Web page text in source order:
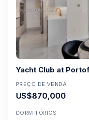
Yacht Club at
PREÇO DE VENDA
US$870,000
DORMITÓRIOS